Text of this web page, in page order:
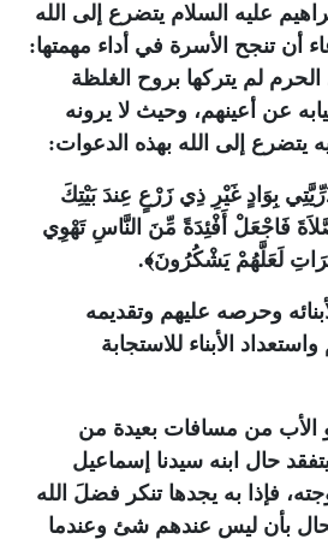
عليه السلام يتضرع إلى الله
أن تنجح الأسرة في أداء مهمتها:
لم يتركها بروح الغلظة
عن أعينهم، وحيث لا يرونه
يتضرع إلى الله بهذه الدعوات:
بِوَادٍ غَيْرِ ذِي زَرْعٍ عِندَ بَيْتِكَ
فَاجْعَلْ أَفْئِدَةً مِّنَ النَّاسِ تَهْوِي
لَعَلَّهُمْ يَشْكُرُونَ﴾.
وحرصه عليهم وتقديمه
الأبناء للاستجابة
الأب من مسافات بعيدة من
حال ابنه سيدنا إسماعيل
فإذا به يجدها تنكر فضلَ الله
بأن ليس عندهم شئ وعندما